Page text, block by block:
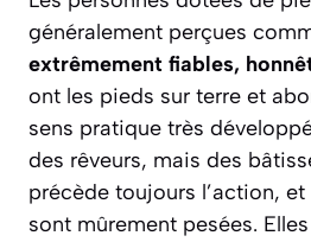
généralement perçues
extrêmement fiables,
ont les pieds sur terre et
sens pratique très
des rêveurs, mais des
précède toujours l’action,
sont mûrement pesées.